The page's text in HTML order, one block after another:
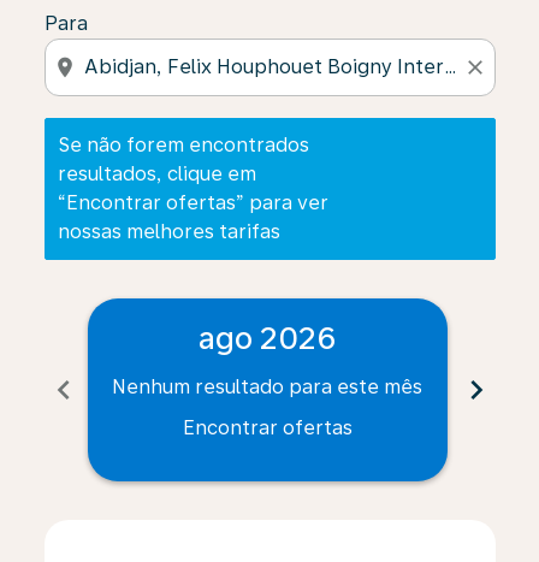
Para
location_on close
Se não forem encontrados
resultados, clique em
“Encontrar ofertas” para ver
nossas melhores tarifas
chevron_left
ago 2026
Nenhum resultado para este mês
Encontrar ofertas
chevron_right